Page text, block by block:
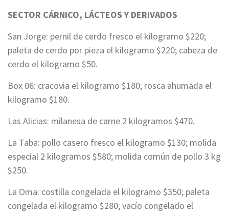
SECTOR CÁRNICO, LÁCTEOS Y DERIVADOS
San Jorge: pernil de cerdo fresco el kilogramo $220;
paleta de cerdo por pieza el kilogramo $220; cabeza de
cerdo el kilogramo $50.
Box 06: cracovia el kilogramo $180; rosca ahumada el
kilogramo $180.
Las Alicias: milanesa de carne 2 kilogramos $470.
La Taba: pollo casero fresco el kilogramo $130; molida
especial 2 kilogramos $580; molida común de pollo 3 kg
$250.
La Oma: costilla congelada el kilogramo $350; paleta
congelada el kilogramo $280; vacío congelado el